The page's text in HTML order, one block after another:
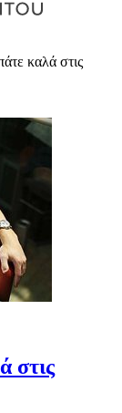
–
καλά στις
στις